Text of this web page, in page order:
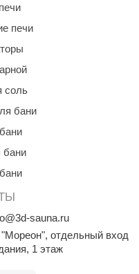
печи
соль
бани
бани
sauna.ru
отдельный вход
1 этаж